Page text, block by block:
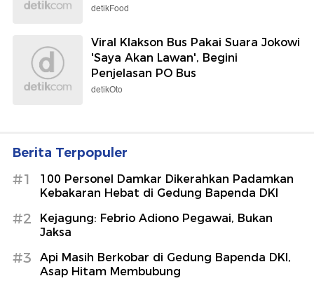
detikFood
Viral Klakson Bus Pakai Suara Jokowi
'Saya Akan Lawan', Begini
Penjelasan PO Bus
detikOto
Berita Terpopuler
#1
100 Personel Damkar Dikerahkan Padamkan
Kebakaran Hebat di Gedung Bapenda DKI
#2
Kejagung: Febrio Adiono Pegawai, Bukan
Jaksa
#3
Api Masih Berkobar di Gedung Bapenda DKI,
Asap Hitam Membubung